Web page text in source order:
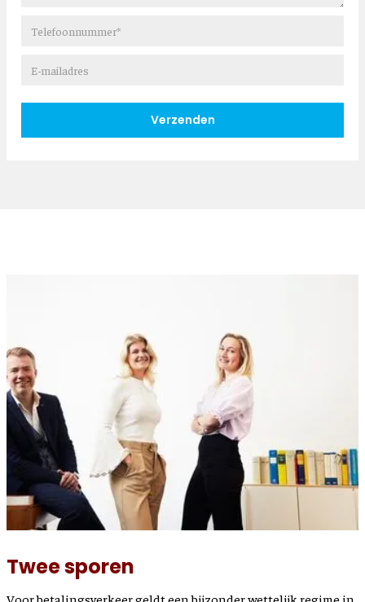
Twee sporen
Voor betalingsverkeer geldt een bijzonder wettelijk regime in